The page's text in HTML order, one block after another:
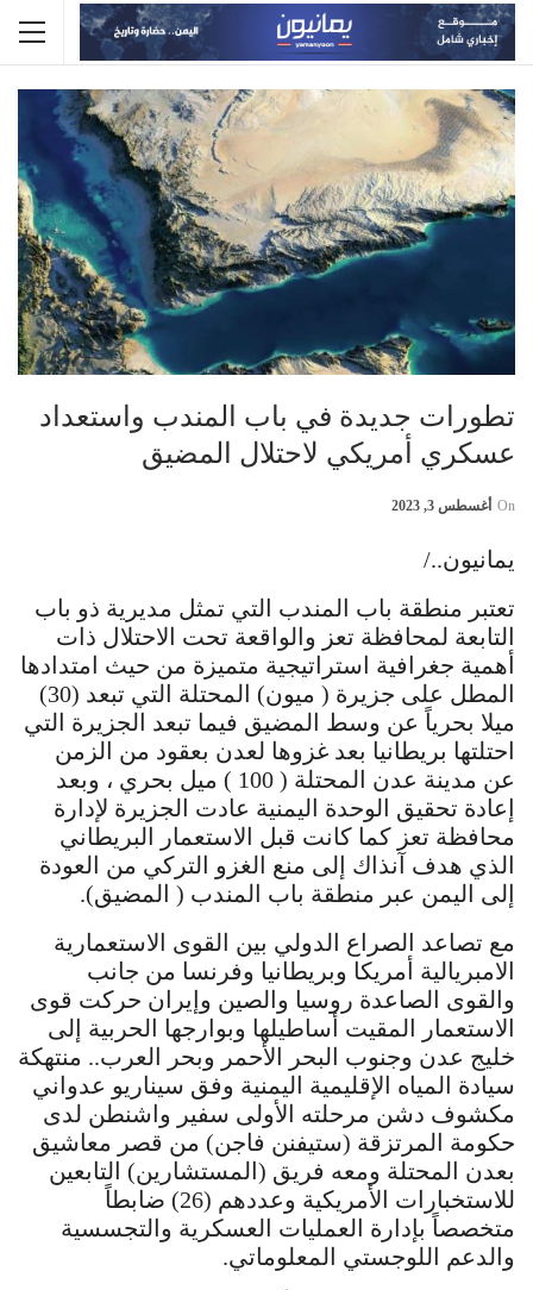
تطورات جديدة في باب المندب واستعداد
عسكري أمريكي لاحتلال المضيق
On أغسطس 3, 2023
يمانيون../
تعتبر منطقة باب المندب التي تمثل مديرية ذو باب
التابعة لمحافظة تعز والواقعة تحت الاحتلال ذات
أهمية جغرافية استراتيجية متميزة من حيث امتدادها
المطل على جزيرة ( ميون) المحتلة التي تبعد (30)
ميلا بحرياً عن وسط المضيق فيما تبعد الجزيرة التي
احتلتها بريطانيا بعد غزوها لعدن بعقود من الزمن
عن مدينة عدن المحتلة ( 100 ) ميل بحري ، وبعد
إعادة تحقيق الوحدة اليمنية عادت الجزيرة لإدارة
محافظة تعز كما كانت قبل الاستعمار البريطاني
الذي هدف آنذاك إلى منع الغزو التركي من العودة
إلى اليمن عبر منطقة باب المندب ( المضيق).
مع تصاعد الصراع الدولي بين القوى الاستعمارية
الامبريالية أمريكا وبريطانيا وفرنسا من جانب
والقوى الصاعدة روسيا والصين وإيران حركت قوى
الاستعمار المقيت أساطيلها وبوارجها الحربية إلى
خليج عدن وجنوب البحر الأحمر وبحر العرب.. منتهكة
سيادة المياه الإقليمية اليمنية وفق سيناريو عدواني
مكشوف دشن مرحلته الأولى سفير واشنطن لدى
حكومة المرتزقة (ستيفنن فاجن) من قصر معاشيق
بعدن المحتلة ومعه فريق (المستشارين) التابعين
للاستخبارات الأمريكية وعددهم (26) ضابطاً
متخصصاً بإدارة العمليات العسكرية والتجسسية
والدعم اللوجستي المعلوماتي.